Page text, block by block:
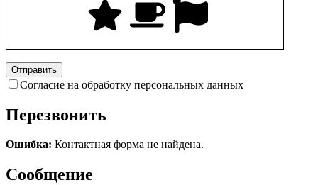
Согласие на обработку персональных данных
Перезвонить
Ошибка: Контактная форма не найдена.
Сообщение